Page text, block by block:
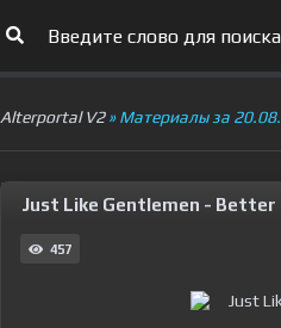
Alterportal V2» Материалы за
Just Like Gentlemen - Better
457